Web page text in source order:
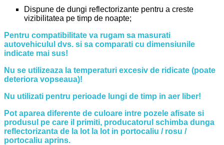
Dispune de dungi reflectorizante pentru a creste
vizibilitatea pe timp de noapte;
Pentru compatibilitate va rugam sa masurati
autovehiculul dvs. si sa comparati cu dimensiunile
indicate mai sus!
Nu se utilizeaza la temperaturi excesiv de ridicate (poate
deteriora vopseaua)!
Nu utilizati pentru perioade lungi de timp in aer liber!
Pot aparea diferente de culoare intre pozele afisate si
produsul pe care il primiti, producatorul schimba dunga
reflectorizanta de la lot la lot in portocaliu / rosu /
portocaliu aprins.